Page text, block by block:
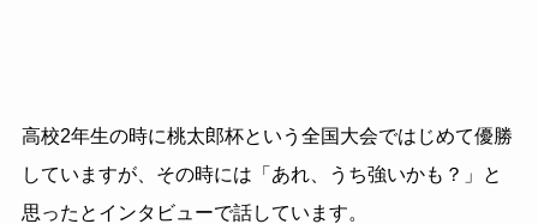
高校2年生の時に桃太郎杯という全国大会ではじめて優勝
していますが、その時には「あれ、うち強いかも？」と
思ったとインタビューで話しています。